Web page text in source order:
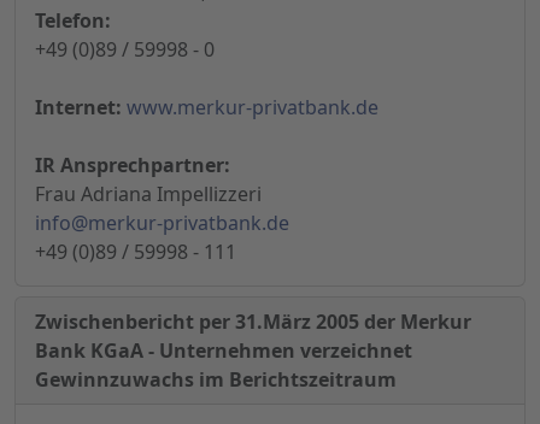
Telefon:
+49 (0)89 / 59998 - 0
Internet: www.merkur-privatbank.de
IR Ansprechpartner:
Frau Adriana Impellizzeri
info@merkur-privatbank.de
+49 (0)89 / 59998 - 111
Zwischenbericht per 31.März 2005 der Merkur
Bank KGaA - Unternehmen verzeichnet
Gewinnzuwachs im Berichtszeitraum